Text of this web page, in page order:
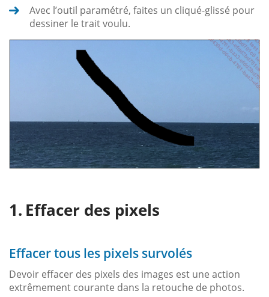
Avec l’outil paramétré, faites un cliqué-glissé pour
dessiner le trait voulu.
Effacer des pixels
Effacer tous les pixels survolés
Devoir effacer des pixels des images est une action
extrêmement courante dans la retouche de photos.